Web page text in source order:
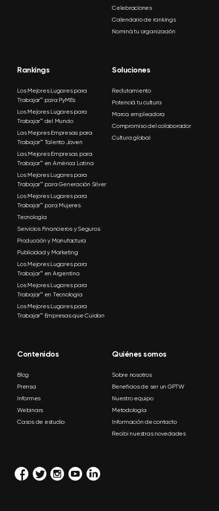
Celebraciones
Calendario de rankings
Nominá tu organización
Rankings
Los Mejores Lugares para
Trabajar™ para PyMEs
Los Mejores Lugares para
Trabajar™ del Mundo
Las Mejores Empresas para
Trabajar™ Talento Joven
Las Mejores Empresas para
Trabajar™ en América Latina
Los Mejores Lugares para
Trabajar™ para Generación Silver
Los Mejores Lugares para
Trabajar™ para Mujeres
Tecnología
Servicios Financieros y Seguros
Producción y Manufactura
Publicidad y Marketing
Los Mejores Lugares para
Trabajar™ en Argentina
Los Mejores Lugares para
Trabajar™ en Tecnología
Los Mejores Lugares para
Trabajar™ Empresas que Cuidan
Soluciones
Reclutamiento
Potenciá tu cultura
Marca empleadora
Compromiso del colaborador
Cultura global
Contenidos
Blog
Prensa
Informes
Webinars
Casos de estudio
Quiénes somos
Sobre nosotros
Beneficios de ser un GPTW
Nuestro equipo
Metodología
Información de contacto
Recibí nuestras novedades